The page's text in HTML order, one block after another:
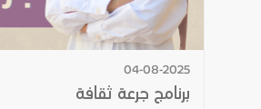
04-08-2025
برنامج جرعة ثقافة